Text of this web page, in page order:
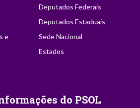
e
Deputados Federais
Deputados Estaduais
Sede Nacional
Estados
do PSOL